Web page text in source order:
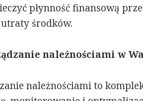
płynność finansową
środków.
należnościami w
należnościami to